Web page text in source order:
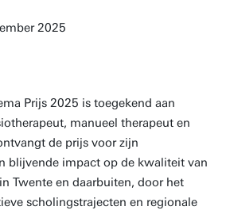
2025
Prijs 2025 is toegekend aan
manueel therapeut en
de prijs voor zijn
blijvende impact op de kwaliteit van
Twente en daarbuiten, door het
scholingstrajecten en regionale